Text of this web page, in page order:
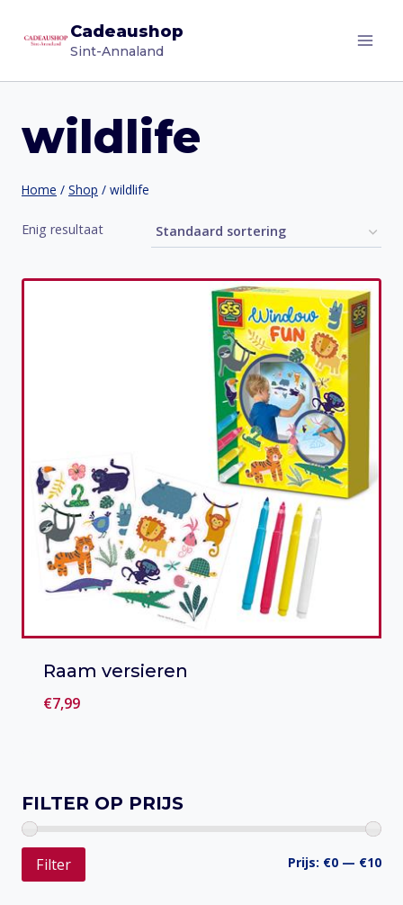
naar
Cadeaushop
Sint-Annaland
wildlife
Home / Shop / wildlife
Enig resultaat
Raam versieren
€7,99
FILTER OP PRIJS
Filter Prijs: €0 — €10